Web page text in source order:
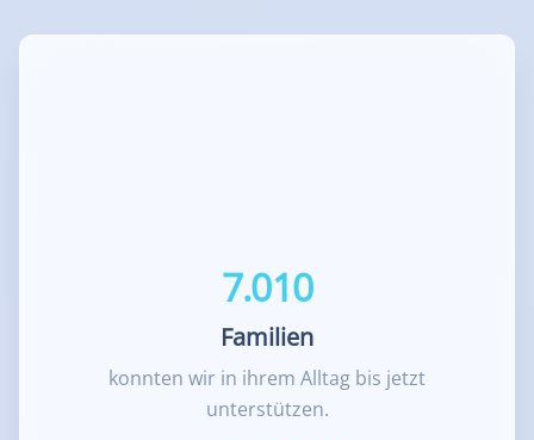
7.010
Familien
konnten wir in ihrem Alltag bis jetzt
unterstützen.